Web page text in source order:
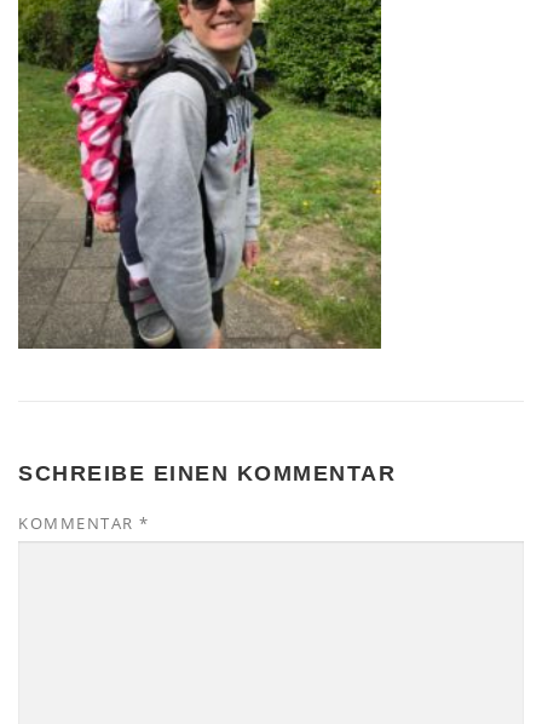
SCHREIBE EINEN KOMMENTAR
KOMMENTAR *